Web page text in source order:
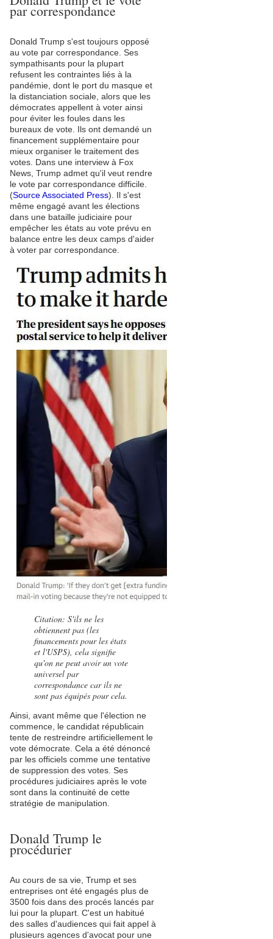
par correspondance
Donald Trump s'est toujours opposé
au vote par correspondance. Ses
sympathisants pour la plupart
refusent les contraintes liés à la
pandémie, dont le port du masque et
la distanciation sociale, alors que les
démocrates appellent à voter ainsi
pour éviter les foules dans les
bureaux de vote. Ils ont demandé un
financement supplémentaire pour
mieux organiser le traitement des
votes. Dans une interview à Fox
News, Trump admet qu'il veut rendre
le vote par correspondance difficile.
(Source Associated Press). Il s'est
même engagé avant les élections
dans une bataille judiciaire pour
empêcher les états au vote prévu en
balance entre les deux camps d'aider
à voter par correspondance.
Citation: S'ils ne les
obtiennent pas (les
financements pour les états
et l'USPS), cela signifie
qu'on ne peut avoir un vote
universel par
correspondance car ils ne
sont pas équipés pour cela.
Ainsi, avant même que l'élection ne
commence, le candidat républicain
tente de restreindre artificiellement le
vote démocrate. Cela a été dénoncé
par les officiels comme une tentative
de suppression des votes. Ses
procédures judiciaires après le vote
sont dans la continuité de cette
stratégie de manipulation.
Donald Trump le
procédurier
Au cours de sa vie, Trump et ses
entreprises ont été engagés plus de
3500 fois dans des procés lancés par
lui pour la plupart. C'est un habitué
des salles d'audiences qui fait appel à
plusieurs agences d'avocat pour une